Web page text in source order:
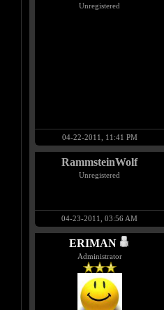
Unregistered
04-22-2011, 11:41 PM
RammsteinWolf
Unregistered
04-23-2011, 03:56 AM
ERIMAN
Administrator